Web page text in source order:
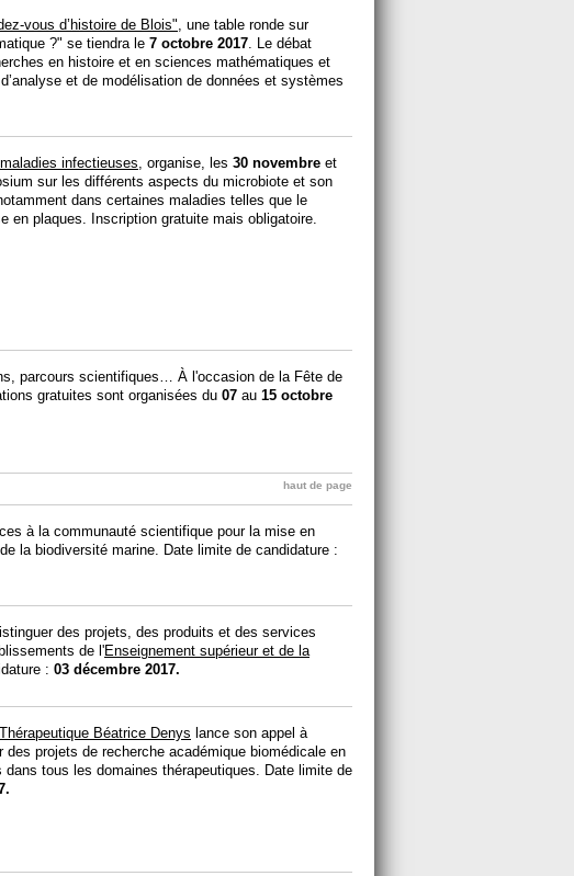
vous d’histoire de Blois", une table ronde sur
?" se tiendra le 7 octobre 2017. Le débat
en histoire et en sciences mathématiques et
et de modélisation de données et systèmes
infectieuses, organise, les 30 novembre et
sur les différents aspects du microbiote et son
dans certaines maladies telles que le
en plaques. Inscription gratuite mais obligatoire.
parcours scientifiques… À l'occasion de la Fête de
gratuites sont organisées du 07 au 15 octobre
haut de page
à la communauté scientifique pour la mise en
la biodiversité marine. Date limite de candidature :
des projets, des produits et des services
de l'Enseignement supérieur et de la
: 03 décembre 2017.
Béatrice Denys lance son appel à
des projets de recherche académique biomédicale en
dans tous les domaines thérapeutiques. Date limite de